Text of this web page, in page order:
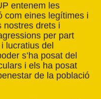
entenem les
com eines legítimes i
nostres drets i
per part
lucratius del
s’ha posat del
i els ha posat
de la població